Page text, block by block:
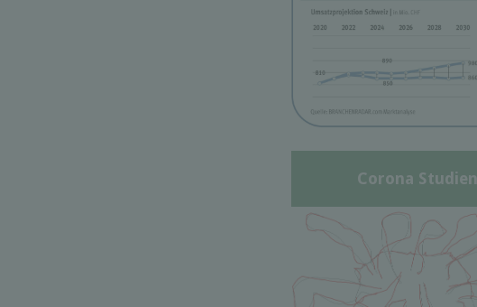
Corona Studien